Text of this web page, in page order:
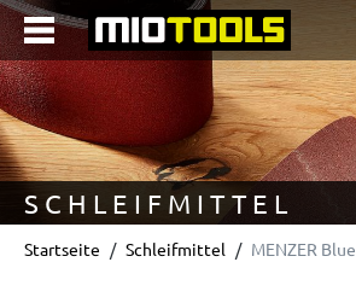
springen
SCHLEIFMITTEL
Startseite Schleifmittel MENZER Blue